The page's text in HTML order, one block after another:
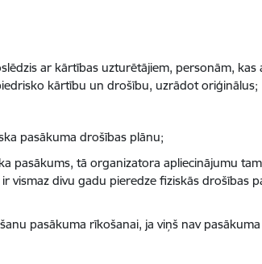
ar kārtības uzturētājiem, personām, kas
kārtību un drošību, uzrādot oriģinālus;
pasākuma drošības plānu;
pasākums, tā organizatora apliecinājumu
vismaz divu gadu pieredze fiziskās drošības
pasākuma rīkošanai, ja viņš nav pasākuma